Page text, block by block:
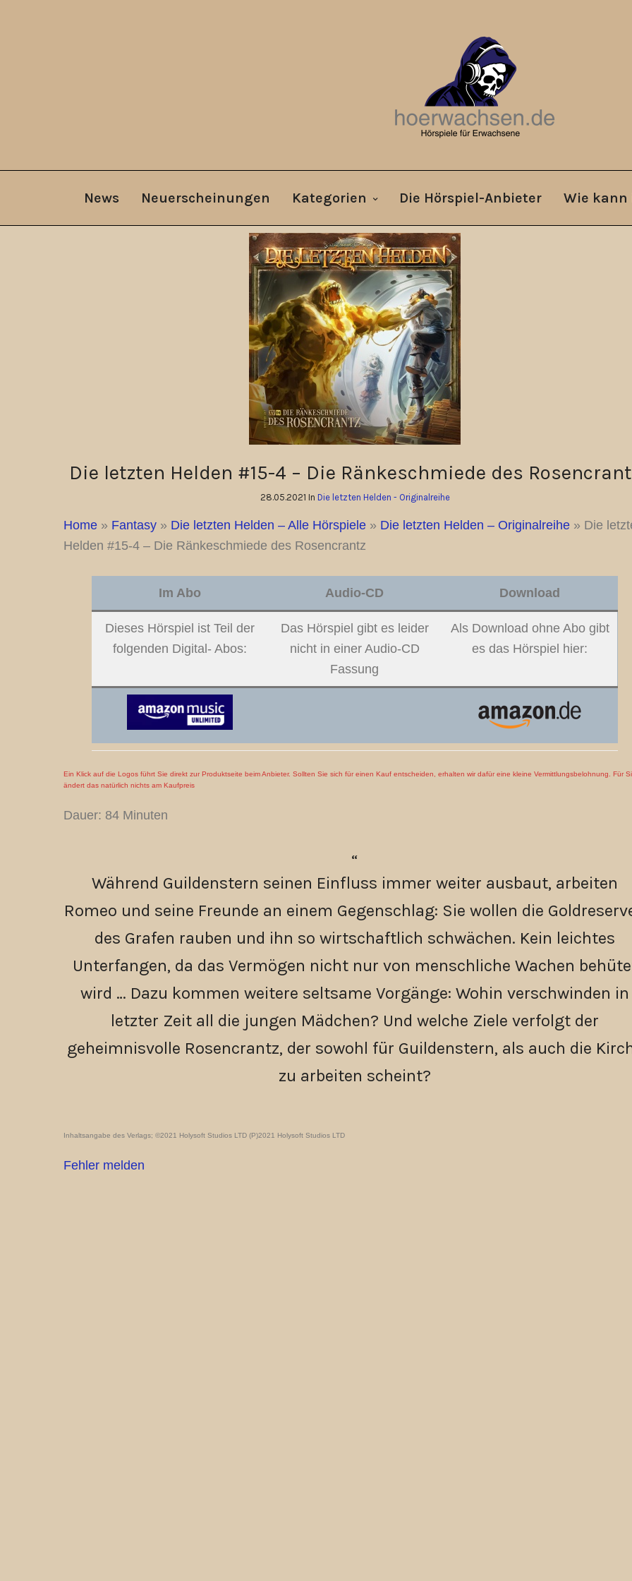
News Neuerscheinungen Kategorien Die Hörspiel-Anbieter Wie kann
Die letzten Helden #15-4 – Die Ränkeschmiede des
28.05.2021 In Die letzten Helden - Originalreihe
Home » Fantasy » Die letzten Helden – Alle Hörspiele » Die letzten Helden – Originalreihe » Die
Helden #15-4 – Die Ränkeschmiede des Rosencrantz
Im Abo Audio-CD Download
Dieses Hörspiel ist Teil der
folgenden Digital- Abos:
Das Hörspiel gibt es leider
nicht in einer Audio-CD
Fassung
Als Download ohne Abo gibt
es das Hörspiel hier:
Ein Klick auf die Logos führt Sie direkt zur Produktseite beim Anbieter. Sollten Sie sich für einen Kauf entscheiden, erhalten wir dafür eine kleine Vermittlungsbelohnung. Für
ändert das natürlich nichts am Kaufpreis
Dauer: 84 Minuten
Während Guildenstern seinen Einfluss immer weiter ausbaut, arbeiten
Romeo und seine Freunde an einem Gegenschlag: Sie wollen die
des Grafen rauben und ihn so wirtschaftlich schwächen. Kein leichtes
Unterfangen, da das Vermögen nicht nur von menschliche Wachen
wird … Dazu kommen weitere seltsame Vorgänge: Wohin verschwinden in
letzter Zeit all die jungen Mädchen? Und welche Ziele verfolgt der
geheimnisvolle Rosencrantz, der sowohl für Guildenstern, als auch die
zu arbeiten scheint?
Inhaltsangabe des Verlags; ©2021 Holysoft Studios LTD (P)2021 Holysoft Studios LTD
Fehler melden